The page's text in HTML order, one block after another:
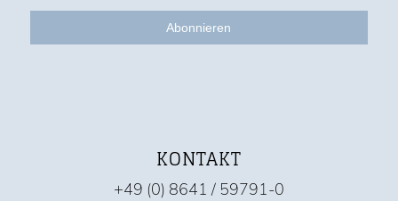
KONTAKT
+49 (0) 8641 / 59791-0